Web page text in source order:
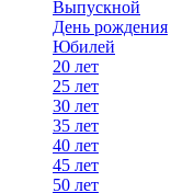
Выпускной
День рождения
Юбилей
20 лет
25 лет
30 лет
35 лет
40 лет
45 лет
50 лет